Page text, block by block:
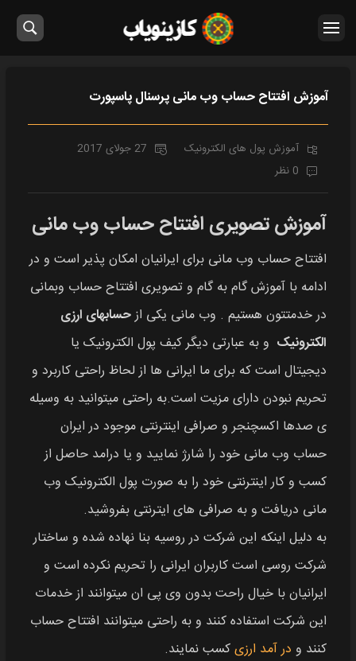
آموزش افتتاح حساب وب مانی پرسنال پاسپورت
آموزش پول های الکترونیک
27 جولای 2017
0 نظر
آموزش تصویری افتتاح حساب وب مانی
افتتاح حساب وب مانی برای ایرانیان امکان پذیر است و در
ادامه با آموزش گام به گام و تصویری افتتاح حساب وبمانی
در خدمتتون هستیم . وب مانی یکی ازحسابهای ارزی
الکترونیک و به عبارتی دیگر کیف پول الکترونیک یا
دیجیتال است که برای ما ایرانی ها از لحاظ راحتی کاربرد و
تحریم نبودن دارای مزیت است.به راحتی میتوانید به وسیله
ی صدها اکسچنجر و صرافی اینترنتی موجود در ایران
حساب وب مانی خود را شارژ نمایید و یا درامد حاصل از
کسب و کار اینترنتی خود را به صورت پول الکترونیک وب
مانی دریافت و به صرافی های ایترنتی بفروشید.
به دلیل اینکه این شرکت در روسیه بنا نهاده شده و ساختار
شرکت روسی است کاربران ایرانی را تحریم نکرده است و
ایرانیان با خیال راحت بدون وی پی ان میتوانند از خدمات
این شرکت استفاده کنند و به راحتی میتوانند افتتاح حساب
کنند و در آمد ارزیکسب نمایند.